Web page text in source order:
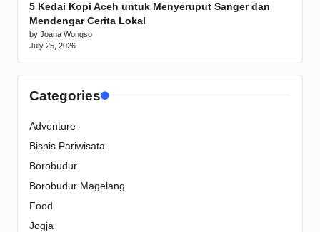
5 Kedai Kopi Aceh untuk Menyeruput Sanger dan
Mendengar Cerita Lokal
by Joana Wongso
July 25, 2026
Categories
Adventure
Bisnis Pariwisata
Borobudur
Borobudur Magelang
Food
Jogja